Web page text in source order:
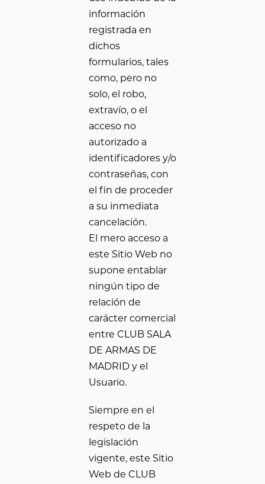
información
registrada en
dichos
formularios, tales
como, pero no
solo, el robo,
extravío, o el
acceso no
autorizado a
identificadores y/o
contraseñas, con
el fin de proceder
a su inmediata
cancelación.
El mero acceso a
este Sitio Web no
supone entablar
ningún tipo de
relación de
carácter comercial
entre CLUB SALA
DE ARMAS DE
MADRID y el
Usuario.
Siempre en el
respeto de la
legislación
vigente, este Sitio
Web de CLUB